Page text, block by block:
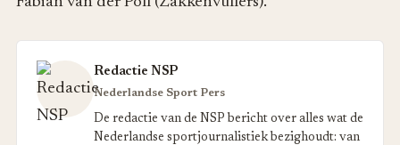
Redactie NSP
Nederlandse Sport Pers
De redactie van de NSP bericht over alles wat de
Nederlandse sportjournalistiek bezighoudt: van